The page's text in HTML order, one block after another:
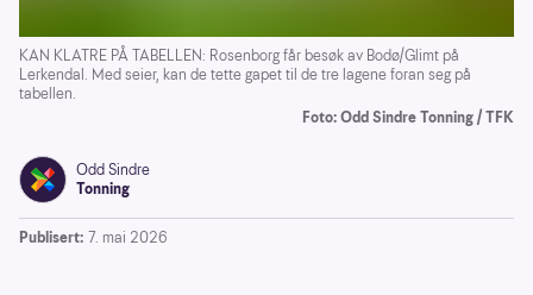
KAN KLATRE PÅ TABELLEN: Rosenborg får besøk av Bodø/Glimt på
Lerkendal. Med seier, kan de tette gapet til de tre lagene foran seg på
tabellen.
Foto: Odd Sindre Tonning / TFK
Odd Sindre
Tonning
Publisert: 7. mai 2026